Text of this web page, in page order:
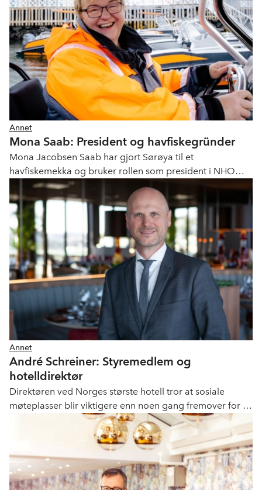
Annet
Mona Saab: President og havfiskegründer
Mona Jacobsen Saab har gjort Sørøya til et
havfiskemekka og bruker rollen som president i NHO
Reiseliv til å styrke rammevilkårene for norsk reiseliv.
Annet
André Schreiner: Styremedlem og
hotelldirektør
Direktøren ved Norges største hotell tror at sosiale
møteplasser blir viktigere enn noen gang fremover for å
ivareta et godt arbeidsmiljø.